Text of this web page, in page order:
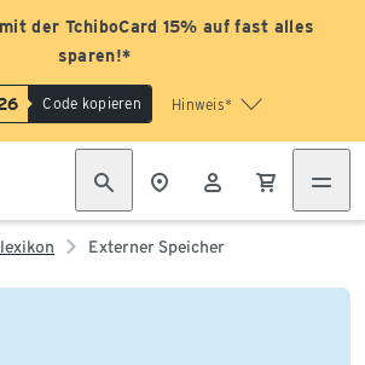
der TchiboCard 15% auf fast alles
sparen!*
Code kopieren Hinweis*
Externer Speicher